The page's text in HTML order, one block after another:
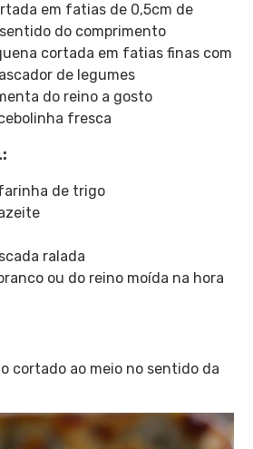
em fatias de 0,5cm de
do comprimento
cortada em fatias finas com
de legumes
do reino a gosto
fresca
de trigo
ralada
ou do reino moída na hora
cortado ao meio no sentido da